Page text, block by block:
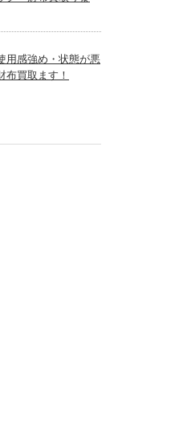
用感強め・状態が悪
布買取ます！